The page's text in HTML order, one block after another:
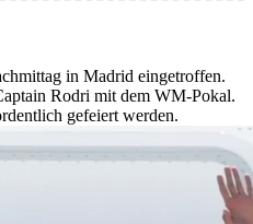
in Madrid eingetroffen.
Rodri mit dem WM-Pokal.
gefeiert werden.